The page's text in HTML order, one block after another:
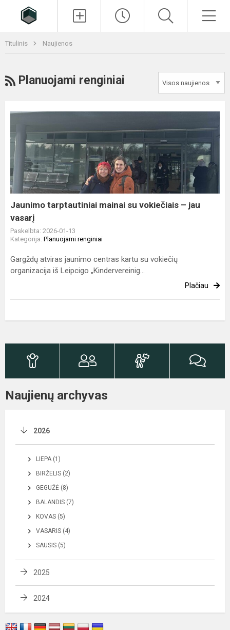
Titulinis Naujienos
RSS
Planuojami renginiai
Jaunimo
mainai
su
vokiečiais
–
jau
vasarį
Jaunimo tarptautiniai mainai su vokiečiais – jau
vasarį
Paskelbta: 2026-01-13
Kategorija: Planuojami renginiai
Gargždų atviras jaunimo centras kartu su vokiečių
organizacija iš Leipcigo „Kindervereinig...
Plačiau
Naujienų archyvas
2026
LIEPA (1)
BIRŽELIS (2)
GEGUŽĖ (8)
BALANDIS (7)
KOVAS (5)
VASARIS (4)
SAUSIS (5)
2025
2024